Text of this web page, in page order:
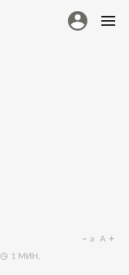
1 МИН.
a A